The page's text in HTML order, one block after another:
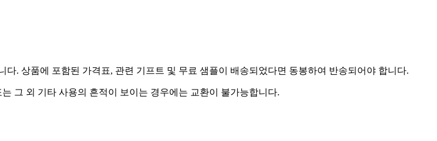
. 상품에 포함된 가격표, 관련 기프트 및 무료 샘플이 배송되었다면 동봉하여 반송되어야 합니다.
그 외 기타 사용의 흔적이 보이는 경우에는 교환이 불가능합니다.